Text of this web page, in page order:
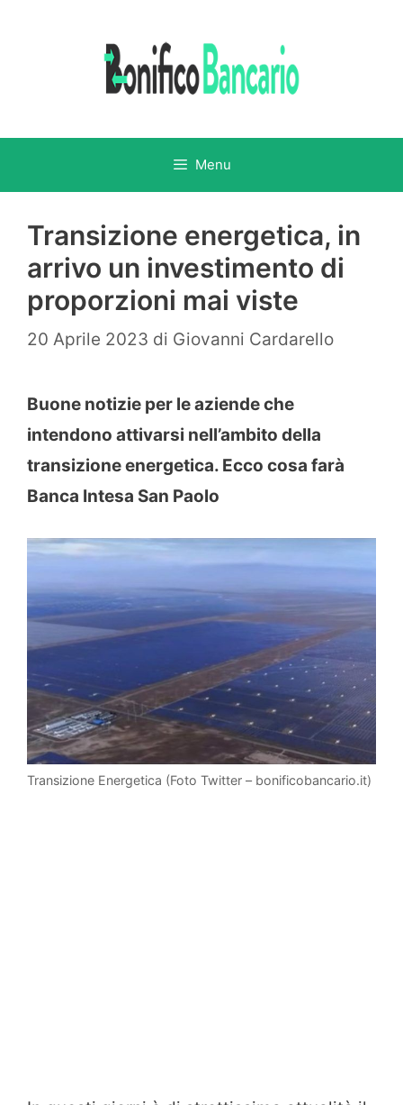
Menu
Transizione energetica, in
arrivo un investimento di
proporzioni mai viste
20 Aprile 2023 di Giovanni Cardarello
Buone notizie per le aziende che
intendono attivarsi nell’ambito della
transizione energetica. Ecco cosa farà
Banca Intesa San Paolo
Transizione Energetica (Foto Twitter – bonificobancario.it)